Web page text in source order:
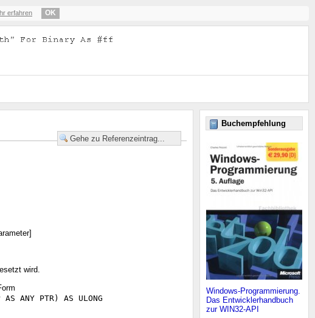
erfahren OK
Buchempfehlung
Windows-Programmierung.
Das Entwicklerhandbuch
zur WIN32-API
wird.
ANY PTR) AS ULONG